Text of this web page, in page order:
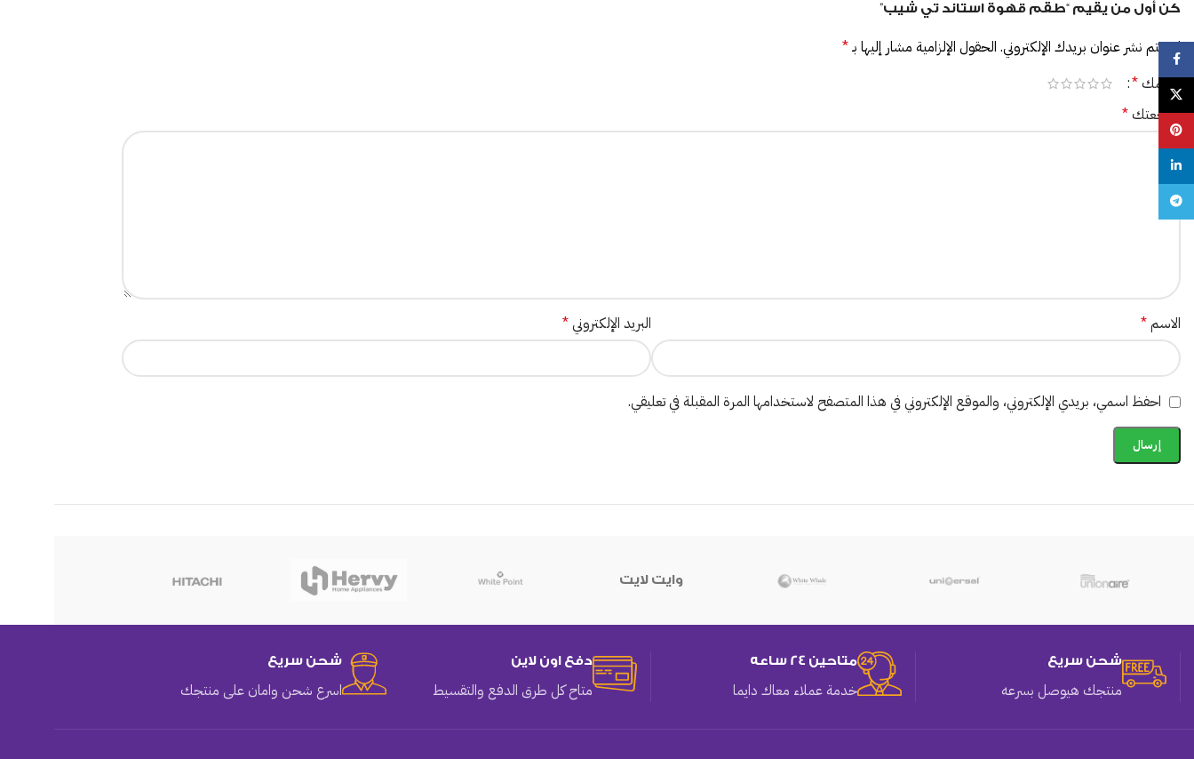
كن أول من يقيم “طقم قهوة استاند تي شيب”
لن يتم نشر عنوان بريدك الإلكتروني. الحقول الإلزامية مشار إليها بـ*
تقييمك*
مراجعتك*
الاسم* البريد الإلكتروني*
احفظ اسمي، بريدي الإلكتروني، والموقع الإلكتروني في هذا المتصفح لاستخدامها المرة المقبلة في تعليقي.
وايت لايت
شحن سريع
منتجك هيوصل بسرعه
متاحين 24 ساعه
خدمة عملاء معاك دايما
دفع اون لاين
متاح كل طرق الدفع والتقسيط
شحن سريع
اسرع شحن وامان على منتجك
Facebook
Pinterest